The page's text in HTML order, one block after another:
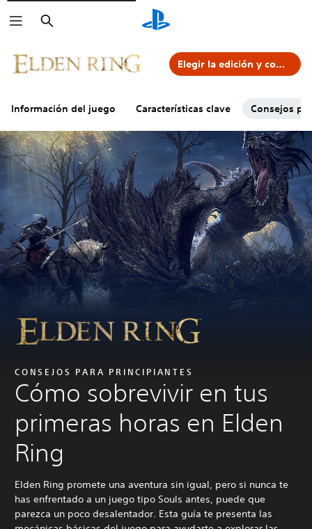
Buscar
Información del juego Características clave Consejos
Elegir la edición y comprar
CONSEJOS PARA PRINCIPIANTES
Cómo sobrevivir en tus
primeras horas en Elden
Ring
Elden Ring promete una aventura sin igual, pero si nunca te
has enfrentado a un juego tipo Souls antes, puede que
parezca un poco desalentador. Esta guía te presenta las